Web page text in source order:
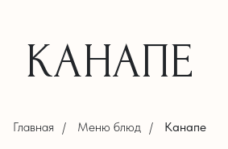
КАНАПЕ
Главная / Меню блюд / Канапе